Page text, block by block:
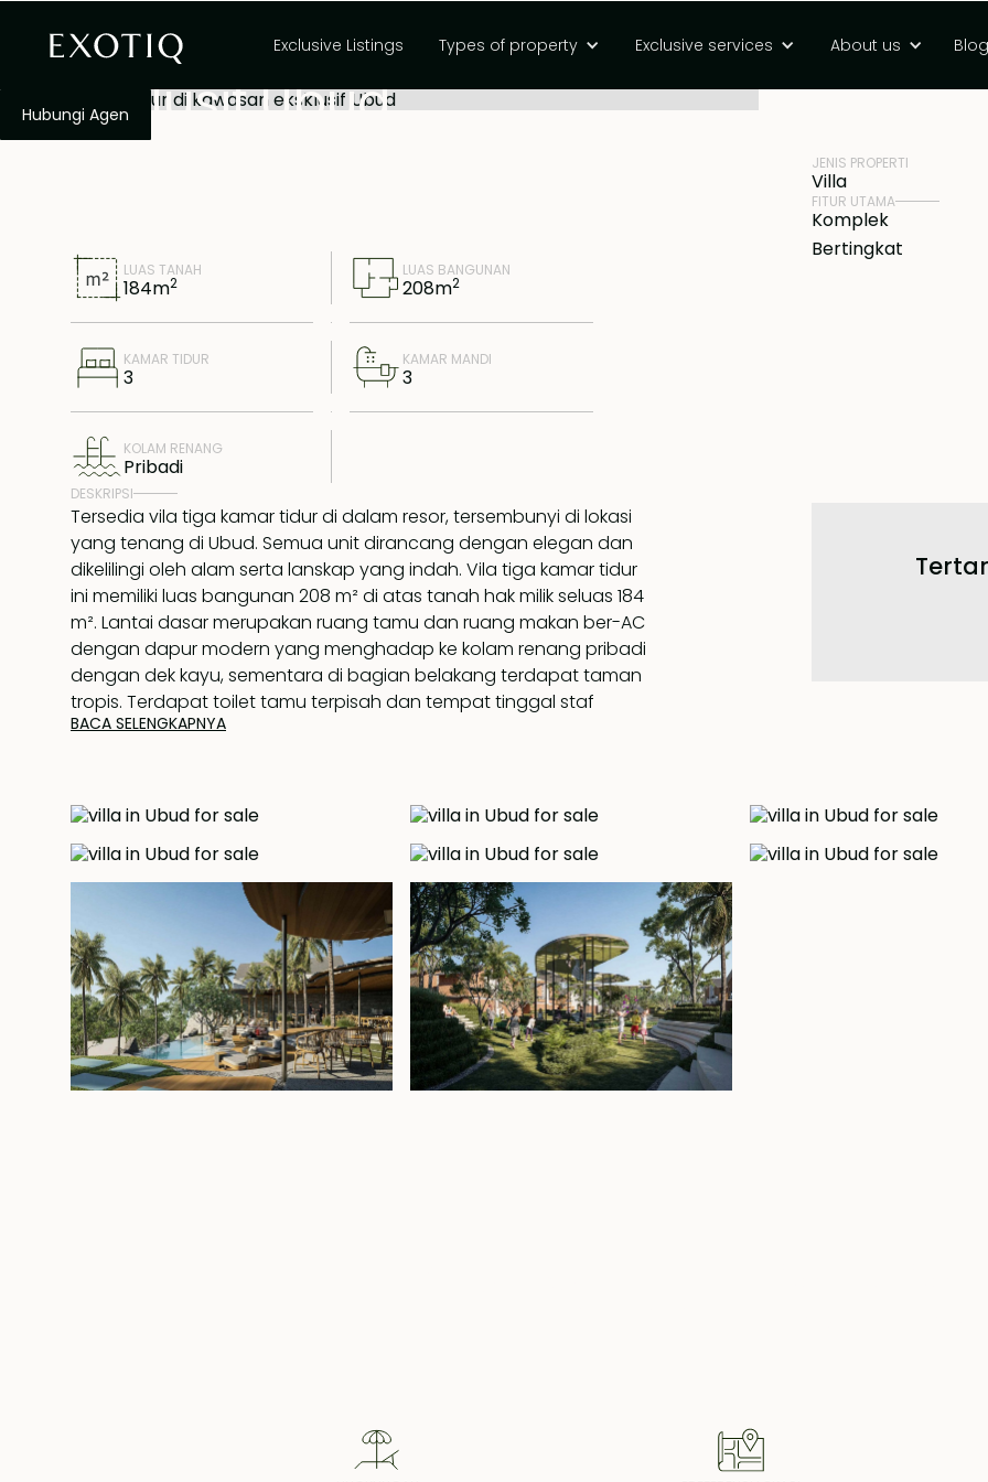
Exclusive Listings Types of property Exclusive services About us Blog
Hubungi Agen
Vila 3 kamar tidur di kawasan
eksklusif Ubud
LUAS TANAH
184m2
LUAS BANGUNAN
208m2
KAMAR TIDUR
3
KAMAR MANDI
3
KOLAM RENANG
Pribadi
DESKRIPSI
Tersedia vila tiga kamar tidur di dalam resor, tersembunyi di lokasi
yang tenang di Ubud. Semua unit dirancang dengan elegan dan
dikelilingi oleh alam serta lanskap yang indah. Vila tiga kamar tidur
ini memiliki luas bangunan 208 m² di atas tanah hak milik seluas 184
m². Lantai dasar merupakan ruang tamu dan ruang makan ber-AC
dengan dapur modern yang menghadap ke kolam renang pribadi
dengan dek kayu, sementara di bagian belakang terdapat taman
tropis. Terdapat toilet tamu terpisah dan tempat tinggal staf
dengan area binatu di sebelah area parkir. Tangga luar ruangan
yang menghadap ke kolam renang. Semua kamar tidur memiliki
Properti ini memiliki parkir khusus di lokasi untuk 2 mobil. Resor ini
dilengkapi dengan fasilitas seperti area makanan dan minuman
yang menawarkan berbagai pilihan serta pengalaman lokal dan
budaya yang menyegarkan. Ruang komunal merupakan
perpaduan antara ruang bersama dan area luar ruangan.
Kawasan ini juga memiliki spa dan kolam renang bersama. Resor ini
dikelola oleh merek perhotelan terkemuka dengan koleksi properti
butik, restoran, dan spa yang terus berkembang, untuk
menghadirkan kemewahan yang terjangkau, layanan yang tulus,
dan semangat warisan kreatif Indonesia. Properti 3 kamar tidur ini
BACA SELENGKAPNYA
HARGA
JENIS PROPERTI
Villa
FITUR UTAMA
Komplek
Bertingkat